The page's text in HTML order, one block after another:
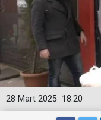
18:20
28 Mart 2025